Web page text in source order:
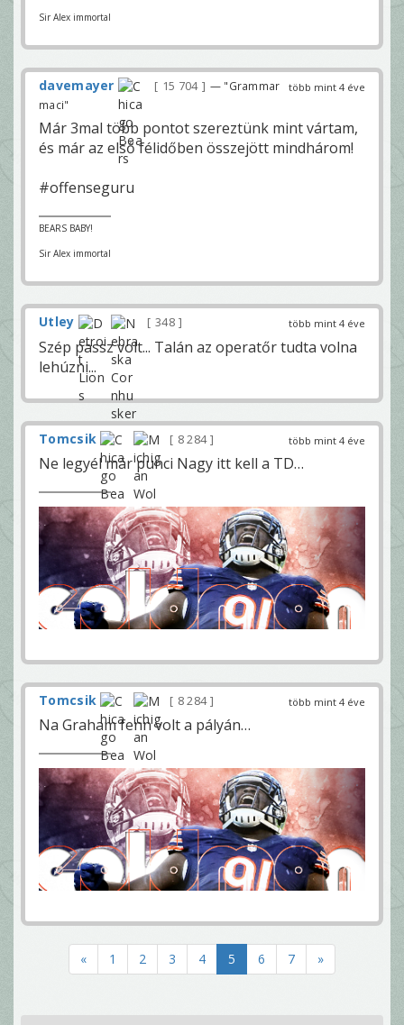
Sir Alex immortal
több mint 4 éve
davemayer 15 704
— "Grammar
maci"
Már 3mal több pontot szereztünk mint vártam,
és már az első félidőben összejött mindhárom!
#offenseguru
BEARS BABY!
Sir Alex immortal
több mint 4 éve
Utley 348
Szép passz volt... Talán az operatőr tudta volna
lehúzni...
több mint 4 éve
Tomcsik 8 284
Ne legyél már punci Nagy itt kell a TD…
több mint 4 éve
Tomcsik 8 284
Na Graham fenn volt a pályán…
« 1 2 3 4 5 6 7 »